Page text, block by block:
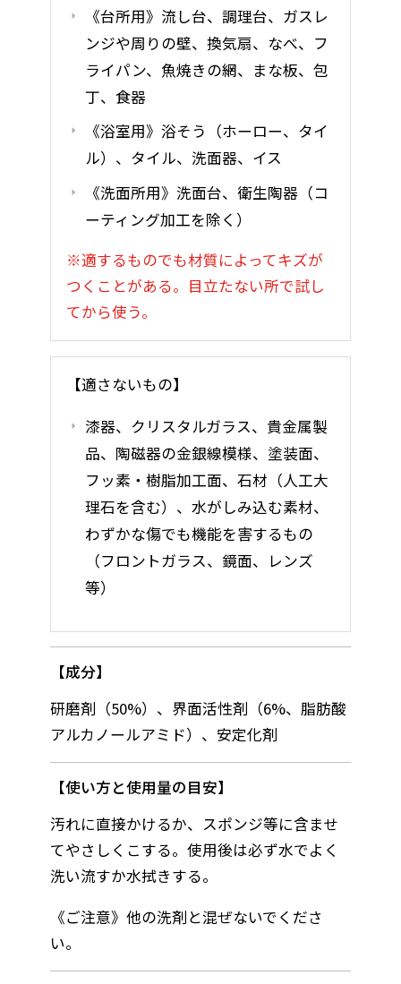
《台所用》流し台、調理台、ガスレ
ンジや周りの壁、換気扇、なべ、フ
ライパン、魚焼きの網、まな板、包
丁、食器
《浴室用》浴そう（ホーロー、タイ
ル）、タイル、洗面器、イス
《洗面所用》洗面台、衛生陶器（コ
ーティング加工を除く）
※適するものでも材質によってキズが
つくことがある。目立たない所で試し
てから使う。
【適さないもの】
漆器、クリスタルガラス、貴金属製
品、陶磁器の金銀線模様、塗装面、
フッ素・樹脂加工面、石材（人工大
理石を含む）、水がしみ込む素材、
わずかな傷でも機能を害するもの
（フロントガラス、鏡面、レンズ
等）
成分
研磨剤（50%）、界面活性剤（6%、脂肪酸
アルカノールアミド）、安定化剤
使い方と使用量の目安
汚れに直接かけるか、スポンジ等に含ませ
てやさしくこする。使用後は必ず水でよく
洗い流すか水拭きする。
《ご注意》他の洗剤と混ぜないでくださ
い。